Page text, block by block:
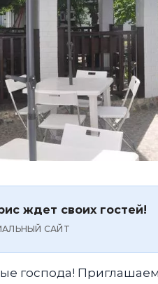
ждет своих гостей!
САЙТ
господа!